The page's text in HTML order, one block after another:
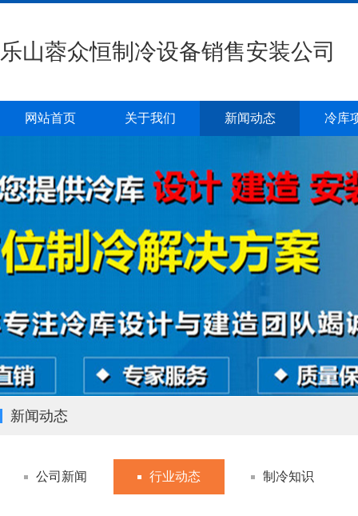
乐山蓉众恒制冷设备销售安装公司
网站首页 关于我们 新闻动态 冷库
新闻动态
公司新闻 行业动态 制冷知识